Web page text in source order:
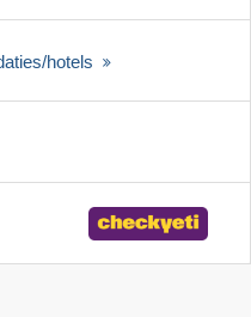
hotels